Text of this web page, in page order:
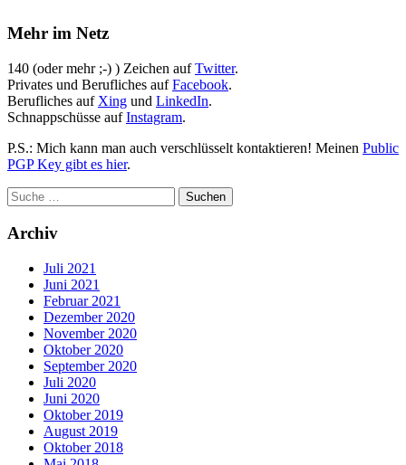
Mehr im Netz
140 (oder mehr ;-) ) Zeichen aufTwitter.
Privates und Berufliches aufFacebook.
Berufliches auf Xing und LinkedIn.
Schnappschüsse aufInstagram.
P.S.: Mich kann man auch verschlüsselt kontaktieren! Meinen Public
PGP Key gibt es hier.
Archiv
Juli 2021
Juni 2021
Februar 2021
Dezember 2020
November 2020
Oktober 2020
September 2020
Juli 2020
Juni 2020
Oktober 2019
August 2019
Oktober 2018